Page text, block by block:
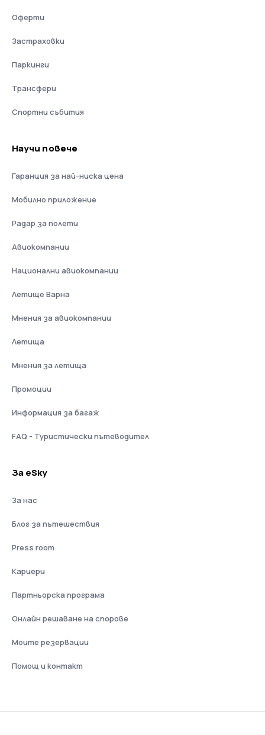
Оферти
Застраховки
Паркинги
Трансфери
Спортни събития
Научи повече
Гаранция за най-ниска цена
Мобилно приложение
Радар за полети
Авиокомпании
Национални авиокомпании
Летище Варна
Мнения за авиокомпании
Летища
Мнения за летища
Промоции
Информация за багаж
FAQ - Туристически пътеводител
За eSky
За нас
Блог за пътешествия
Press room
Кариери
Партньорска програма
Онлайн решаване на спорове
Моите резервации
Помощ и контакт